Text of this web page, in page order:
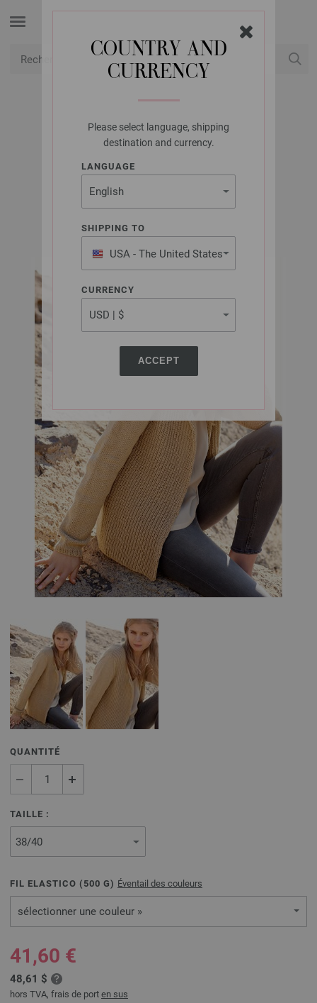
COUNTRY AND
CURRENCY
Please select language, shipping
destination and currency.
LANGUAGE
SHIPPING TO
USA - The United States
of America
CURRENCY
ACCEPT
LANA GROSSA
GILET ELASTICO
FILATI CLASSICI No. 14 (FR) | Modèle 1
QUANTITÉ
TAILLE :
FIL ELASTICO ( 500 G) Éventail des couleurs
sélectionner une couleur »
41,60 €
48,61 $
hors TVA, frais de port en sus